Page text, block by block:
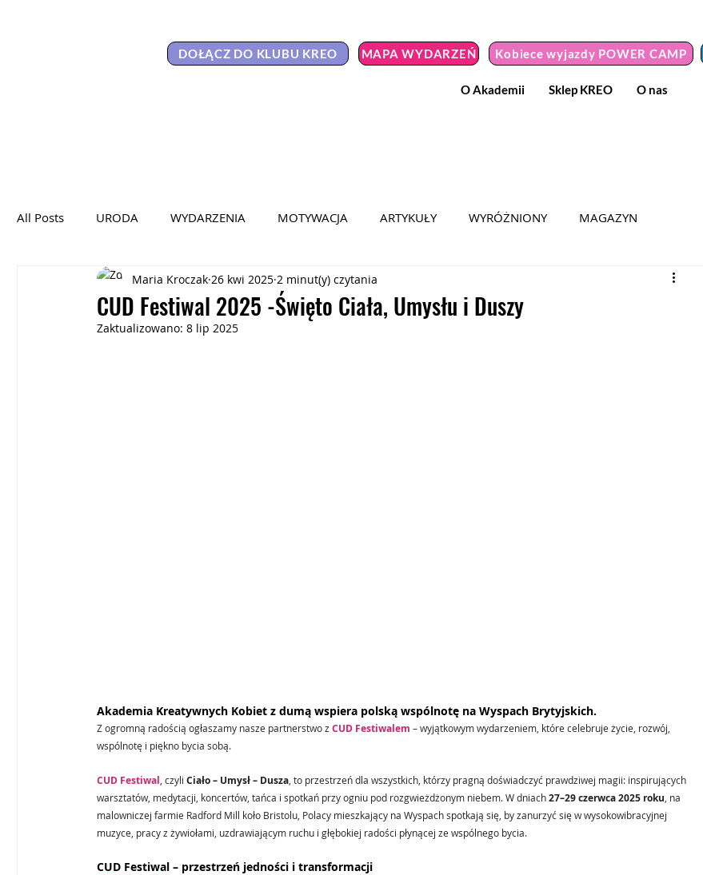
DOŁĄCZ DO KLUBU KREO
O Akademii Sklep KREO O nas
Kobiece wyjazdy POWER CAMP
MAPA WYDARZEŃ
All Posts URODA WYDARZENIA MOTYWACJA ARTYKUŁY WYRÓŻNIONY MAGAZYN
KAMPANIA SPOŁECZNA WYWIADY WYKŁADY KOBIETA Z MISJĄ
CUD Festiwal 2025 -Święto Ciała, Umysłu i Duszy
Maria Kroczak 26 kwi 2025 2 minut(y) czytania
Zaktualizowano: 8 lip 2025
Akademia Kreatywnych Kobiet z dumą wspiera polską wspólnotę na Wyspach Brytyjskich.
Z ogromną radością ogłaszamy nasze partnerstwo z CUD Festiwalem – wyjątkowym wydarzeniem, które celebruje życie, rozwój,
wspólnotę i piękno bycia sobą.
CUD Festiwal , czyli Ciało – Umysł – Dusza , to przestrzeń dla wszystkich, którzy pragną doświadczyć prawdziwej magii: inspirujących
warsztatów, medytacji, koncertów, tańca i spotkań przy ogniu pod rozgwieżdżonym niebem. W dniach 27–29 czerwca 2025 roku , na
malowniczej farmie Radford Mill koło Bristolu, Polacy mieszkający na Wyspach spotkają się, by zanurzyć się w wysokowibracyjnej
muzyce, pracy z żywiołami, uzdrawiającym ruchu i głębokiej radości płynącej ze wspólnego bycia.
CUD Festiwal – przestrzeń jedności i transformacji